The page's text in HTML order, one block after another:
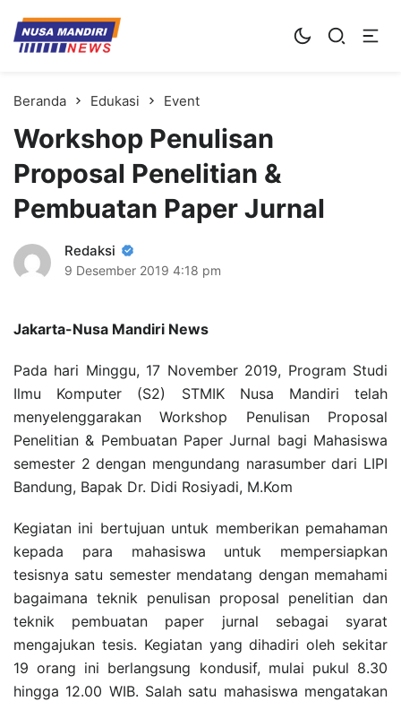
Kampus Digital Bisnis
Universitas Nusa Mandiri
Beranda Edukasi Event
Workshop Penulisan
Proposal Penelitian &
Pembuatan Paper Jurnal
Redaksi
9 Desember 2019 4:18 pm
Jakarta-Nusa Mandiri News
Pada hari Minggu, 17 November 2019, Program Studi
Ilmu Komputer (S2) STMIK Nusa Mandiri telah
menyelenggarakan Workshop Penulisan Proposal
Penelitian & Pembuatan Paper Jurnal bagi Mahasiswa
semester 2 dengan mengundang narasumber dari LIPI
Bandung, Bapak Dr. Didi Rosiyadi, M.Kom
Kegiatan ini bertujuan untuk memberikan pemahaman
kepada para mahasiswa untuk mempersiapkan
tesisnya satu semester mendatang dengan memahami
bagaimana teknik penulisan proposal penelitian dan
teknik pembuatan paper jurnal sebagai syarat
mengajukan tesis. Kegiatan yang dihadiri oleh sekitar
19 orang ini berlangsung kondusif, mulai pukul 8.30
hingga 12.00 WIB. Salah satu mahasiswa mengatakan